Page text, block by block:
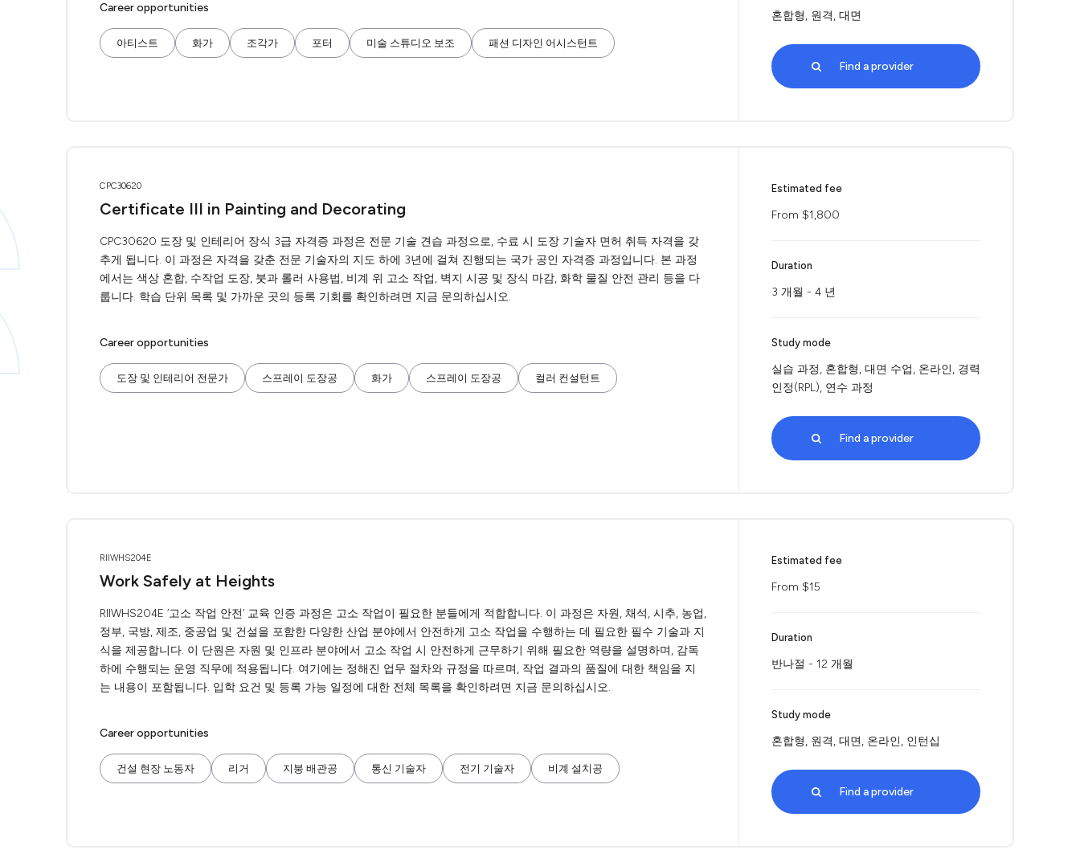
Career opportunities
아티스트 화가 조각가 포터 미술 스튜디오 보조 패션 디자인 어시스턴트
혼합형, 원격, 대면
Find a provider
CPC30620
Certificate III in Painting and Decorating
CPC30620 도장 및 인테리어 장식 3급 자격증 과정은 전문 기술 견습 과정으로, 수료 시 도장 기술자 면허 취득 자격을 갖
추게 됩니다. 이 과정은 자격을 갖춘 전문 기술자의 지도 하에 3년에 걸쳐 진행되는 국가 공인 자격증 과정입니다. 본 과정
에서는 색상 혼합, 수작업 도장, 붓과 롤러 사용법, 비계 위 고소 작업, 벽지 시공 및 장식 마감, 화학 물질 안전 관리 등을 다
룹니다. 학습 단위 목록 및 가까운 곳의 등록 기회를 확인하려면 지금 문의하십시오.
Career opportunities
도장 및 인테리어 전문가 스프레이 도장공 화가 스프레이 도장공 컬러 컨설턴트
Estimated fee
From $1,800
Duration
3 개월 - 4 년
Study mode
실습 과정, 혼합형, 대면 수업, 온라인, 경력
인정(RPL), 연수 과정
Find a provider
RIIWHS204E
Work Safely at Heights
RIIWHS204E ‘고소 작업 안전’ 교육 인증 과정은 고소 작업이 필요한 분들에게 적합합니다. 이 과정은 자원, 채석, 시추, 농업,
정부, 국방, 제조, 중공업 및 건설을 포함한 다양한 산업 분야에서 안전하게 고소 작업을 수행하는 데 필요한 필수 기술과 지
식을 제공합니다. 이 단원은 자원 및 인프라 분야에서 고소 작업 시 안전하게 근무하기 위해 필요한 역량을 설명하며, 감독
하에 수행되는 운영 직무에 적용됩니다. 여기에는 정해진 업무 절차와 규정을 따르며, 작업 결과의 품질에 대한 책임을 지
는 내용이 포함됩니다. 입학 요건 및 등록 가능 일정에 대한 전체 목록을 확인하려면 지금 문의하십시오.
Career opportunities
건설 현장 노동자 리거 지붕 배관공 통신 기술자 전기 기술자 비계 설치공
Estimated fee
From $15
Duration
반나절 - 12 개월
Study mode
혼합형, 원격, 대면, 온라인, 인턴십
Find a provider